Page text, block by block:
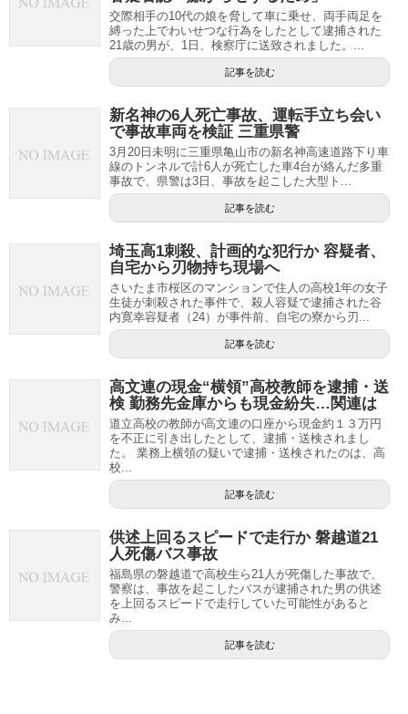
交際相手の10代の娘を脅して車に乗せ、両手両足を
縛った上でわいせつな行為をしたとして逮捕された
21歳の男が、1日、検察庁に送致されました。...
記事を読む
新名神の6人死亡事故、運転手立ち会い
で事故車両を検証 三重県警
3月20日未明に三重県亀山市の新名神高速道路下り車
線のトンネルで計6人が死亡した車4台が絡んだ多重
事故で、県警は3日、事故を起こした大型ト...
記事を読む
埼玉高1刺殺、計画的な犯行か 容疑者、
自宅から刃物持ち現場へ
さいたま市桜区のマンションで住人の高校1年の女子
生徒が刺殺された事件で、殺人容疑で逮捕された谷
内寛幸容疑者（24）が事件前、自宅の寮から刃...
記事を読む
高文連の現金“横領”高校教師を逮捕・送
検 勤務先金庫からも現金紛失…関連は
道立高校の教師が高文連の口座から現金約１３万円
を不正に引き出したとして、逮捕・送検されまし
た。 業務上横領の疑いで逮捕・送検されたのは、高
校...
記事を読む
供述上回るスピードで走行か 磐越道21
人死傷バス事故
福島県の磐越道で高校生ら21人が死傷した事故で、
警察は、事故を起こしたバスが逮捕された男の供述
を上回るスピードで走行していた可能性があると
み...
記事を読む